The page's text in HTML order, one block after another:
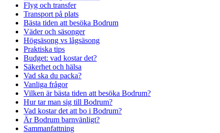
Flyg och transfer
Transport på plats
Bästa tiden att besöka Bodrum
Väder och säsonger
Högsäsong vs lågsäsong
Praktiska tips
Budget: vad kostar det?
Säkerhet och hälsa
Vad ska du packa?
Vanliga frågor
Vilken är bästa tiden att besöka Bodrum?
Hur tar man sig till Bodrum?
Vad kostar det att bo i Bodrum?
Är Bodrum barnvänligt?
Sammanfattning